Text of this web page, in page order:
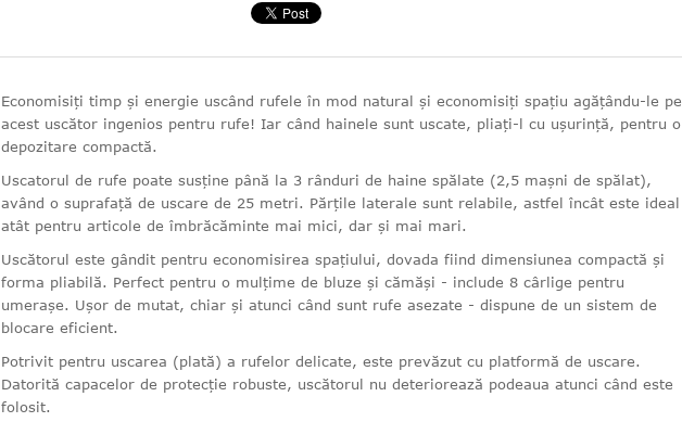
Economisiți timp și energie uscând rufele în mod natural și economisiți spațiu agățându-le pe
acest uscător ingenios pentru rufe! Iar când hainele sunt uscate, pliați-l cu ușurință, pentru o
depozitare compactă.
Uscatorul de rufe poate susține până la 3 rânduri de haine spălate (2,5 mașni de spălat),
având o suprafață de uscare de 25 metri. Părțile laterale sunt relabile, astfel încât este ideal
atât pentru articole de îmbrăcăminte mai mici, dar și mai mari.
Uscătorul este gândit pentru economisirea spațiului, dovada fiind dimensiunea compactă și
forma pliabilă. Perfect pentru o mulțime de bluze și cămăși - include 8 cârlige pentru
umerașe. Ușor de mutat, chiar și atunci când sunt rufe asezate - dispune de un sistem de
blocare eficient.
Potrivit pentru uscarea (plată) a rufelor delicate, este prevăzut cu platformă de uscare.
Datorită capacelor de protecție robuste, uscătorul nu deteriorează podeaua atunci când este
folosit.